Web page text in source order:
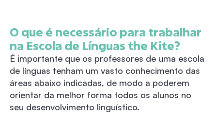
O que é necessário para trabalhar
na Escola de Línguas the Kite?
É importante que os professores de uma escola
de línguas tenham um vasto conhecimento das
áreas abaixo indicadas, de modo a poderem
orientar da melhor forma todos os alunos no
seu desenvolvimento linguístico.